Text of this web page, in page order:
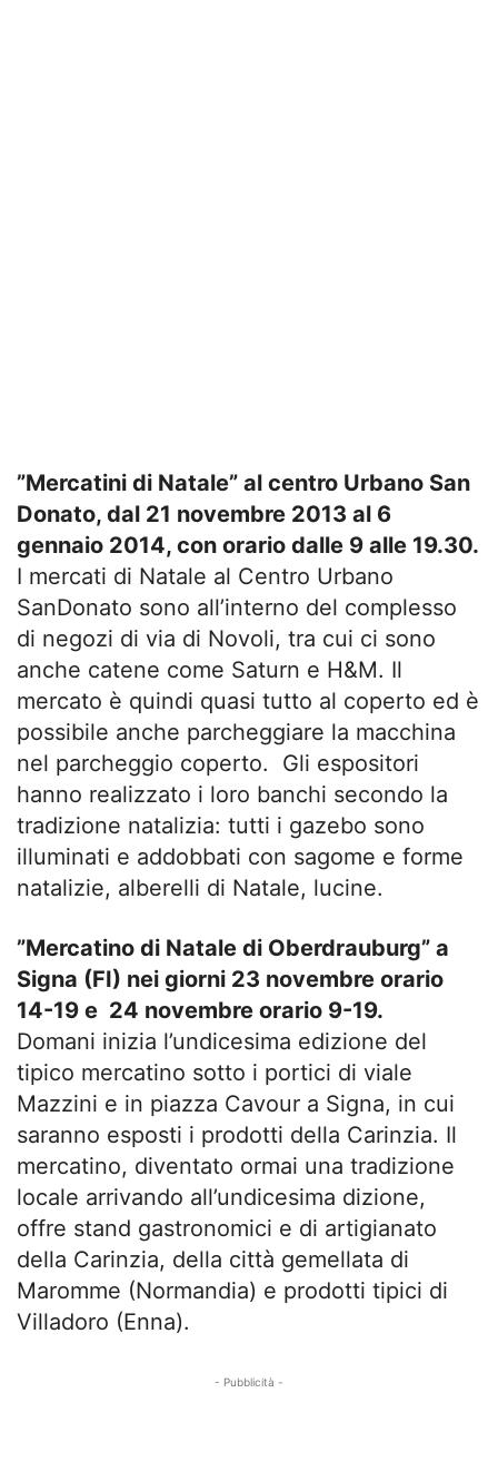
”Mercatini di Natale” al centro Urbano San
Donato, dal 21 novembre 2013 al 6
gennaio 2014, con orario dalle 9 alle 19.30.
I mercati di Natale al Centro Urbano
SanDonato sono all’interno del complesso
di negozi di via di Novoli, tra cui ci sono
anche catene come Saturn e H&M. Il
mercato è quindi quasi tutto al coperto ed è
possibile anche parcheggiare la macchina
nel parcheggio coperto. Gli espositori
hanno realizzato i loro banchi secondo la
tradizione natalizia: tutti i gazebo sono
illuminati e addobbati con sagome e forme
natalizie, alberelli di Natale, lucine.
”Mercatino di Natale di Oberdrauburg” a
Signa (FI) nei giorni 23 novembre orario
14-19 e 24 novembre orario 9-19.
Domani inizia l’undicesima edizione del
tipico mercatino sotto i portici di viale
Mazzini e in piazza Cavour a Signa, in cui
saranno esposti i prodotti della Carinzia. Il
mercatino, diventato ormai una tradizione
locale arrivando all’undicesima dizione,
offre stand gastronomici e di artigianato
della Carinzia, della città gemellata di
Maromme (Normandia) e prodotti tipici di
Villadoro (Enna).
- Pubblicità -